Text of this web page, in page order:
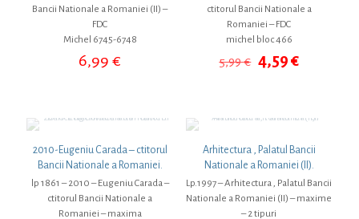
Bancii Nationale a Romaniei (II) –
FDC
Michel 6745-6748
6,99€
ctitorul Bancii Nationale a
Romaniei – FDC
michel bloc 466
5,99€ Prețul
inițial
5,99 €.
4,59€Prețul
2010-Eugeniu Carada – ctitorul
Bancii Nationale a Romaniei.
lp 1861 – 2010 – Eugeniu Carada –
ctitorul Bancii Nationale a
Romaniei – maxima
Arhitectura , Palatul Bancii
Nationale a Romaniei (II).
Lp.1997 – Arhitectura , Palatul Bancii
Nationale a Romaniei (II) – maxime
– 2 tipuri